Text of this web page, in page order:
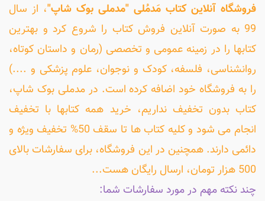
فروشگاه آنلاین کتاب مَدمُلی "مدملی بوک شاپ"، از سال
99 به صورت آنلاین فروش کتاب را شروع کرد و بهترین
کتابها را در زمینه عمومی و تخصصی (رمان و داستان کوتاه،
روانشناسی، فلسفه، کودک و نوجوان، علوم پزشکی و ....)
را به فروشگاه خود اضافه کرده است. در مدملی بوک شاپ،
کتاب بدون تخفیف نداریم، خرید همه کتابها با تخفیف
انجام می شود و کلیه کتاب ها تا سقف 50% تخفیف ویژه و
دائمی دارند. همچنین در این فروشگاه، برای سفارشات بالای
500 هزار تومان، ارسال رایگان هست...
چند نکته مهم در مورد سفارشات شما: